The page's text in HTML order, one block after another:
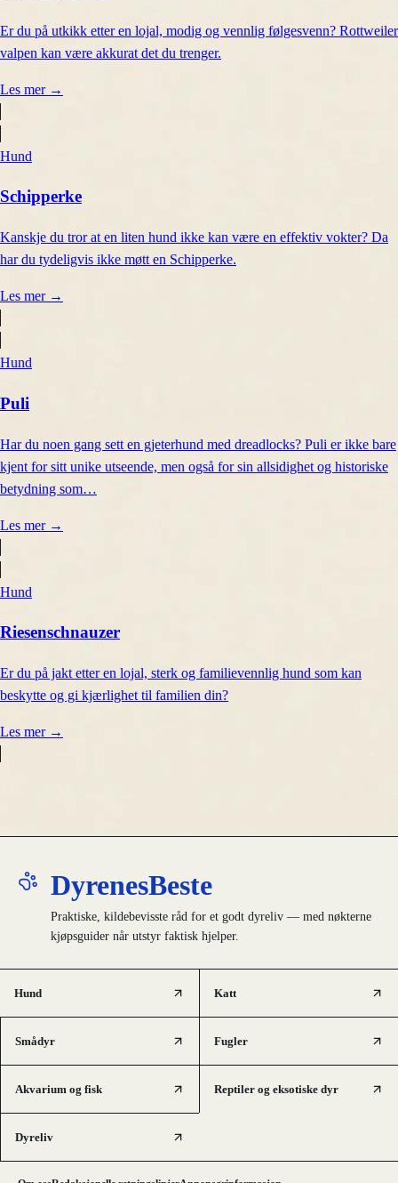
Er du på utkikk etter en lojal, modig og vennlig følgesvenn? Rottweiler
valpen kan være akkurat det du trenger.
Les mer →
Hund
Schipperke
Kanskje du tror at en liten hund ikke kan være en effektiv vokter? Da
har du tydeligvis ikke møtt en Schipperke.
Les mer →
Hund
Puli
Har du noen gang sett en gjeterhund med dreadlocks? Puli er ikke bare
kjent for sitt unike utseende, men også for sin allsidighet og historiske
betydning som…
Les mer →
Hund
Riesenschnauzer
Er du på jakt etter en lojal, sterk og familievennlig hund som kan
beskytte og gi kjærlighet til familien din?
Les mer →
DyrenesBeste
Praktiske, kildebevisste råd for et godt dyreliv — med nøkterne
kjøpsguider når utstyr faktisk hjelper.
Hund Katt
Smådyr Fugler
Akvarium og fisk Reptiler og eksotiske dyr
Dyreliv